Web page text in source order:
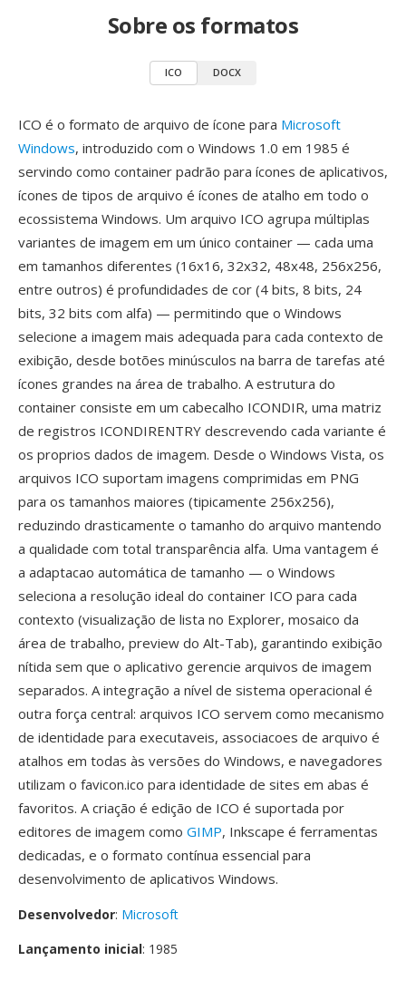
Sobre os formatos
ICO DOCX
ICO é o formato de arquivo de ícone para Microsoft
Windows, introduzido com o Windows 1.0 em 1985 é
servindo como container padrão para ícones de aplicativos,
ícones de tipos de arquivo é ícones de atalho em todo o
ecossistema Windows. Um arquivo ICO agrupa múltiplas
variantes de imagem em um único container — cada uma
em tamanhos diferentes (16x16, 32x32, 48x48, 256x256,
entre outros) é profundidades de cor (4 bits, 8 bits, 24
bits, 32 bits com alfa) — permitindo que o Windows
selecione a imagem mais adequada para cada contexto de
exibição, desde botões minúsculos na barra de tarefas até
ícones grandes na área de trabalho. A estrutura do
container consiste em um cabecalho ICONDIR, uma matriz
de registros ICONDIRENTRY descrevendo cada variante é
os proprios dados de imagem. Desde o Windows Vista, os
arquivos ICO suportam imagens comprimidas em PNG
para os tamanhos maiores (tipicamente 256x256),
reduzindo drasticamente o tamanho do arquivo mantendo
a qualidade com total transparência alfa. Uma vantagem é
a adaptacao automática de tamanho — o Windows
seleciona a resolução ideal do container ICO para cada
contexto (visualização de lista no Explorer, mosaico da
área de trabalho, preview do Alt-Tab), garantindo exibição
nítida sem que o aplicativo gerencie arquivos de imagem
separados. A integração a nível de sistema operacional é
outra força central: arquivos ICO servem como mecanismo
de identidade para executaveis, associacoes de arquivo é
atalhos em todas às versões do Windows, e navegadores
utilizam o favicon.ico para identidade de sites em abas é
favoritos. A criação é edição de ICO é suportada por
editores de imagem como GIMP, Inkscape é ferramentas
dedicadas, e o formato contínua essencial para
desenvolvimento de aplicativos Windows.
Desenvolvedor: Microsoft
Lançamento inicial: 1985